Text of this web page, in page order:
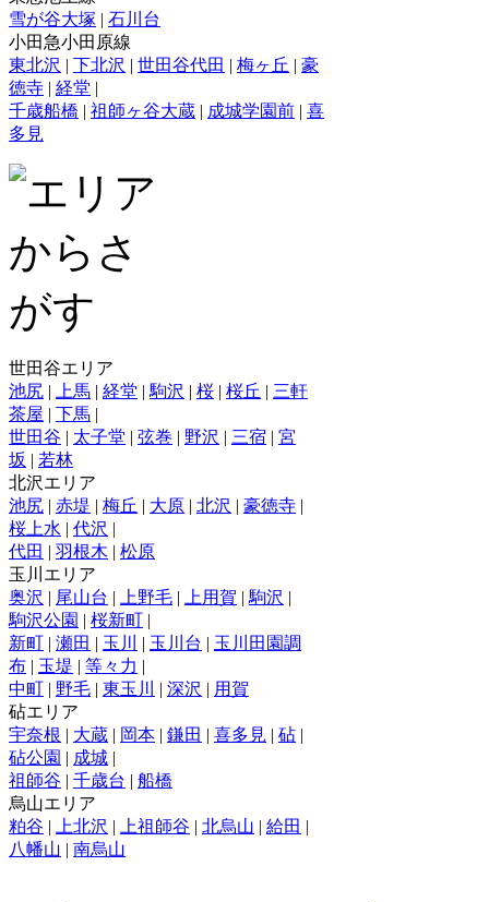
雪が谷大塚 | 石川台
小田急小田原線
東北沢 | 下北沢 | 世田谷代田 | 梅ヶ丘 | 豪
徳寺 | 経堂 |
千歳船橋 | 祖師ヶ谷大蔵 | 成城学園前 | 喜
多見
世田谷エリア
池尻 | 上馬 | 経堂 | 駒沢 | 桜 | 桜丘 | 三軒
茶屋 | 下馬 |
世田谷 | 太子堂 | 弦巻 | 野沢 | 三宿 | 宮
坂 | 若林
北沢エリア
池尻 | 赤堤 | 梅丘 | 大原 | 北沢 | 豪徳寺 |
桜上水 | 代沢 |
代田 | 羽根木 | 松原
玉川エリア
奥沢 | 尾山台 | 上野毛 | 上用賀 | 駒沢 |
駒沢公園 | 桜新町 |
新町 | 瀬田 | 玉川 | 玉川台 | 玉川田園調
布 | 玉堤 | 等々力 |
中町 | 野毛 | 東玉川 | 深沢 | 用賀
砧エリア
宇奈根 | 大蔵 | 岡本 | 鎌田 | 喜多見 | 砧 |
砧公園 | 成城 |
祖師谷 | 千歳台 | 船橋
烏山エリア
粕谷 | 上北沢 | 上祖師谷 | 北烏山 | 給田 |
八幡山 | 南烏山